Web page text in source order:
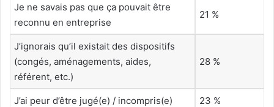
Je ne savais pas que ça pouvait être
reconnu en entreprise
21 %
J’ignorais qu’il existait des dispositifs
(congés, aménagements, aides,
référent, etc.)
28 %
J’ai peur d’être jugé(e) / incompris(e) 23 %